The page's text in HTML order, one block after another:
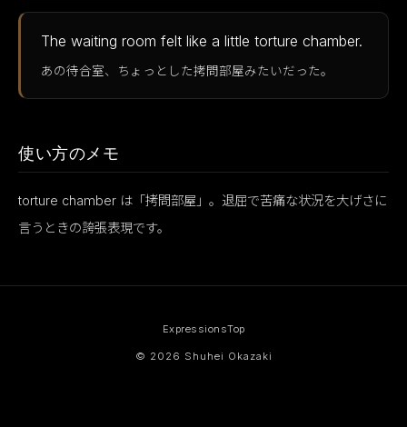
The waiting room felt like a little torture chamber.
あの待合室、ちょっとした拷問部屋みたいだった。
使い方のメモ
torture chamber は「拷問部屋」。退屈で苦痛な状況を大げさに
言うときの誇張表現です。
ExpressionsTop
© 2026 Shuhei Okazaki